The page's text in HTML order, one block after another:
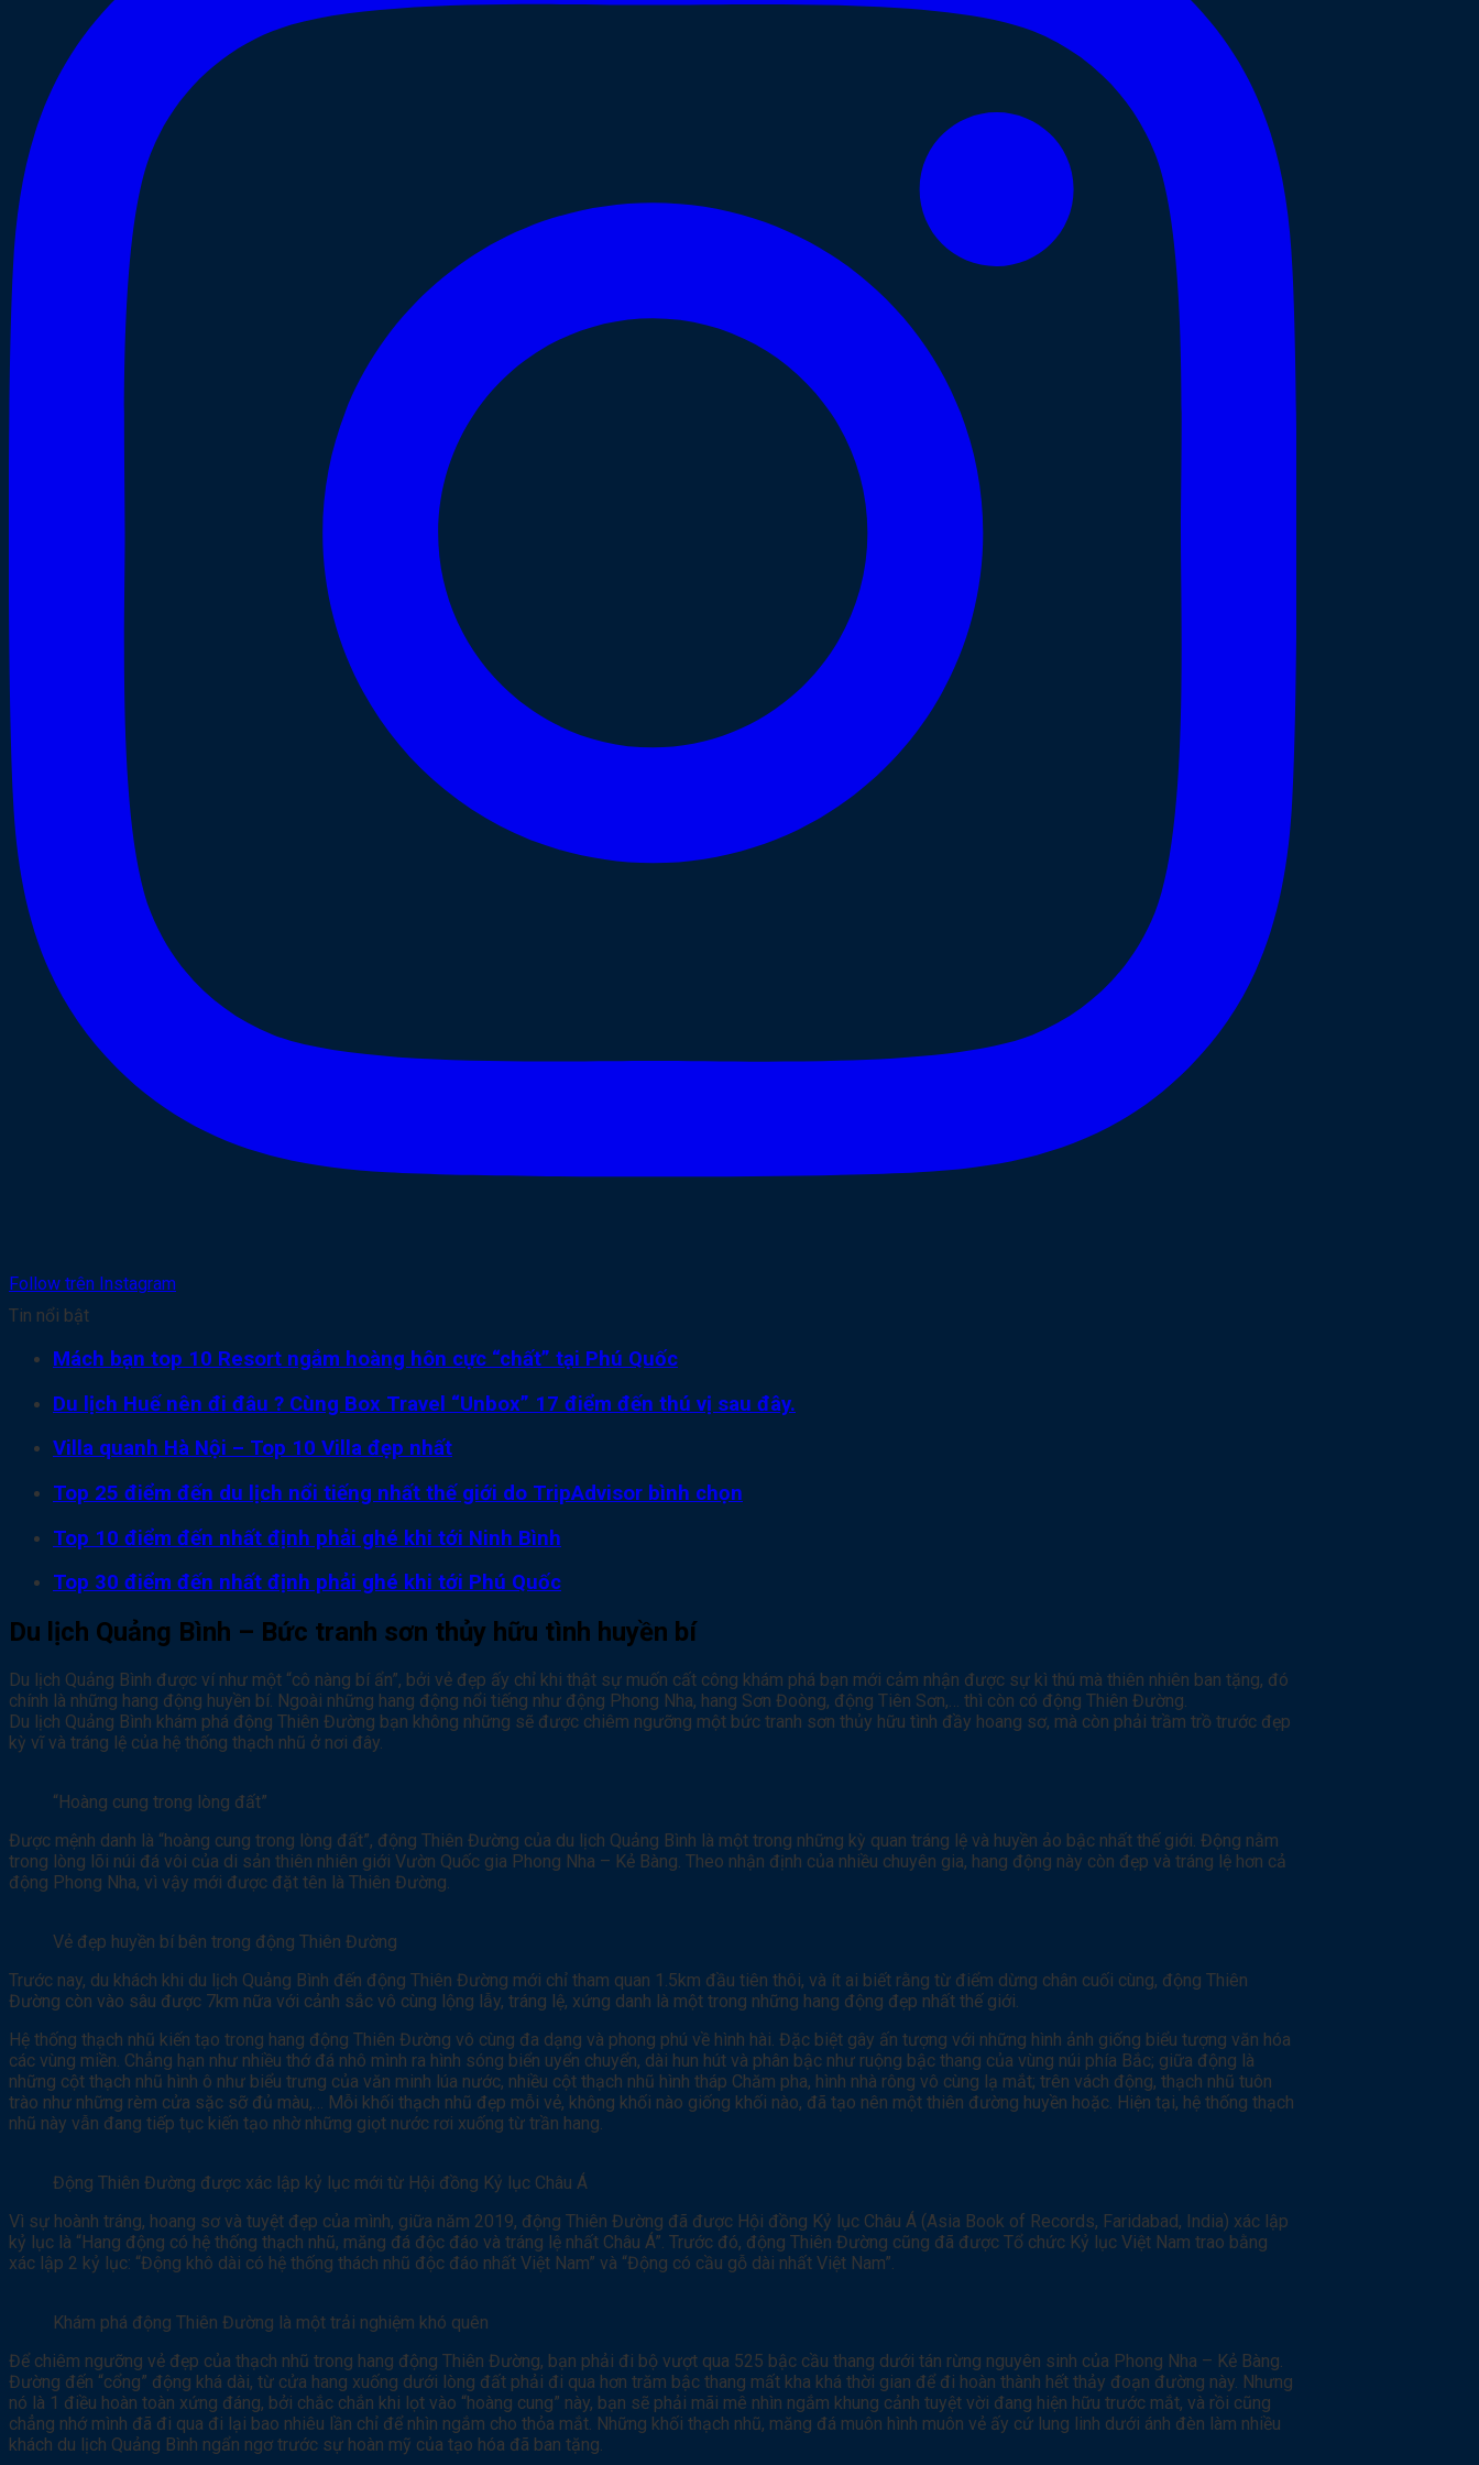
Follow trên Instagram
Tin nổi bật
Mách bạn top 10 Resort ngắm hoàng hôn cực “chất” tại Phú Quốc
Du lịch Huế nên đi đâu ? Cùng Box Travel “Unbox” 17 điểm đến thú vị sau đây.
Villa quanh Hà Nội – Top 10 Villa đẹp nhất
Top 25 điểm đến du lịch nổi tiếng nhất thế giới do TripAdvisor bình chọn
Top 10 điểm đến nhất định phải ghé khi tới Ninh Bình
Top 30 điểm đến nhất định phải ghé khi tới Phú Quốc
Du lịch Quảng Bình – Bức tranh sơn thủy hữu tình huyền bí
Du lịch Quảng Bình được ví như một “cô nàng bí ẩn”, bởi vẻ đẹp ấy chỉ khi thật sự muốn cất công khám phá bạn mới cảm nhận được sự kì thú mà thiên nhiên ban tặng, đó
chính là những hang động huyền bí. Ngoài những hang động nổi tiếng như động Phong Nha, hang Sơn Đoòng, động Tiên Sơn,… thì còn có động Thiên Đường.
Du lịch Quảng Bình khám phá động Thiên Đường bạn không những sẽ được chiêm ngưỡng một bức tranh sơn thủy hữu tình đầy hoang sơ, mà còn phải trầm trồ trước đẹp
kỳ vĩ và tráng lệ của hệ thống thạch nhũ ở nơi đây.
“Hoàng cung trong lòng đất”
Được mệnh danh là “hoàng cung trong lòng đất”, động Thiên Đường của du lịch Quảng Bình là một trong những kỳ quan tráng lệ và huyền ảo bậc nhất thế giới. Động nằm
trong lòng lõi núi đá vôi của di sản thiên nhiên giới Vườn Quốc gia Phong Nha – Kẻ Bàng. Theo nhận định của nhiều chuyên gia, hang động này còn đẹp và tráng lệ hơn cả
động Phong Nha, vì vậy mới được đặt tên là Thiên Đường.
Vẻ đẹp huyền bí bên trong động Thiên Đường
Trước nay, du khách khi du lịch Quảng Bình đến động Thiên Đường mới chỉ tham quan 1.5km đầu tiên thôi, và ít ai biết rằng từ điểm dừng chân cuối cùng, động Thiên
Đường còn vào sâu được 7km nữa với cảnh sắc vô cùng lộng lẫy, tráng lệ, xứng danh là một trong những hang động đẹp nhất thế giới.
Hệ thống thạch nhũ kiến tạo trong hang động Thiên Đường vô cùng đa dạng và phong phú về hình hài. Đặc biệt gây ấn tượng với những hình ảnh giống biểu tượng văn hóa
các vùng miền. Chẳng hạn như nhiều thớ đá nhô mình ra hình sóng biển uyển chuyển, dài hun hút và phân bậc như ruộng bậc thang của vùng núi phía Bắc; giữa động là
những cột thạch nhũ hình ô như biểu trưng của văn minh lúa nước, nhiều cột thạch nhũ hình tháp Chăm pha, hình nhà rông vô cùng lạ mắt; trên vách động, thạch nhũ tuôn
trào như những rèm cửa sặc sỡ đủ màu,… Mỗi khối thạch nhũ đẹp mỗi vẻ, không khối nào giống khối nào, đã tạo nên một thiên đường huyền hoặc. Hiện tại, hệ thống thạch
nhũ này vẫn đang tiếp tục kiến tạo nhờ những giọt nước rơi xuống từ trần hang.
Động Thiên Đường được xác lập kỷ lục mới từ Hội đồng Kỷ lục Châu Á
Vì sự hoành tráng, hoang sơ và tuyệt đẹp của mình, giữa năm 2019, động Thiên Đường đã được Hội đồng Kỷ lục Châu Á (Asia Book of Records, Faridabad, India) xác lập
kỷ lục là “Hang động có hệ thống thạch nhũ, măng đá độc đáo và tráng lệ nhất Châu Á”. Trước đó, động Thiên Đường cũng đã được Tổ chức Kỷ lục Việt Nam trao bằng
xác lập 2 kỷ lục: “Động khô dài có hệ thống thách nhũ độc đáo nhất Việt Nam” và “Động có cầu gỗ dài nhất Việt Nam”.
Khám phá động Thiên Đường là một trải nghiệm khó quên
Để chiêm ngưỡng vẻ đẹp của thạch nhũ trong hang động Thiên Đường, bạn phải đi bộ vượt qua 525 bậc cầu thang dưới tán rừng nguyên sinh của Phong Nha – Kẻ Bàng.
Đường đến “cổng” động khá dài, từ cửa hang xuống dưới lòng đất phải đi qua hơn trăm bậc thang mất kha khá thời gian để đi hoàn thành hết thảy đoạn đường này. Nhưng
nó là 1 điều hoàn toàn xứng đáng, bởi chắc chắn khi lọt vào “hoàng cung” này, bạn sẽ phải mãi mê nhìn ngắm khung cảnh tuyệt vời đang hiện hữu trước mắt, và rồi cũng
chẳng nhớ mình đã đi qua đi lại bao nhiêu lần chỉ để nhìn ngắm cho thỏa mắt. Những khối thạch nhũ, măng đá muôn hình muôn vẻ ấy cứ lung linh dưới ánh đèn làm nhiều
khách du lịch Quảng Bình ngẩn ngơ trước sự hoàn mỹ của tạo hóa đã ban tặng.